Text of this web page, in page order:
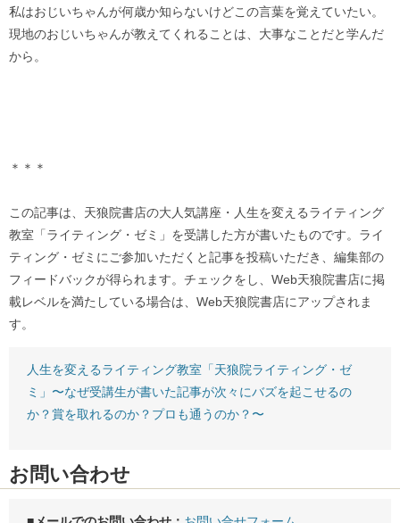
私はおじいちゃんが何歳か知らないけどこの言葉を覚えていたい。
現地のおじいちゃんが教えてくれることは、大事なことだと学んだ
から。
＊＊＊
この記事は、天狼院書店の大人気講座・人生を変えるライティング
教室「ライティング・ゼミ」を受講した方が書いたものです。ライ
ティング・ゼミにご参加いただくと記事を投稿いただき、編集部の
フィードバックが得られます。チェックをし、Web天狼院書店に掲
載レベルを満たしている場合は、Web天狼院書店にアップされま
す。
人生を変えるライティング教室「天狼院ライティング・ゼ
ミ」〜なぜ受講生が書いた記事が次々にバズを起こせるの
か？賞を取れるのか？プロも通うのか？〜
お問い合わせ